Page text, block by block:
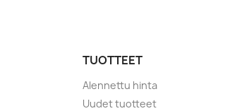
TUOTTEET
Alennettu hinta
Uudet tuotteet